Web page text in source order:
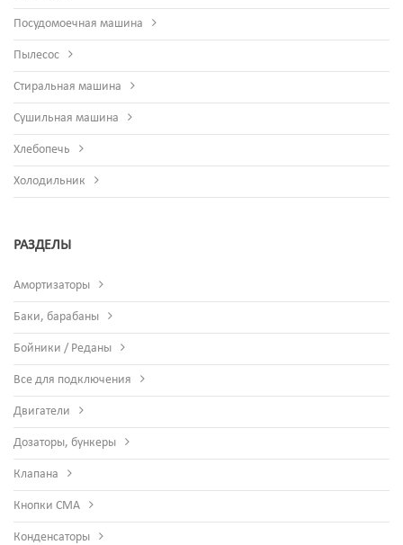
Посудомоечная машина
Пылесос
Стиральная машина
Сушильная машина
Хлебопечь
Холодильник
РАЗДЕЛЫ
Амортизаторы
Баки, барабаны
Бойники / Реданы
Все для подключения
Двигатели
Дозаторы, бункеры
Клапана
Кнопки СМА
Конденсаторы